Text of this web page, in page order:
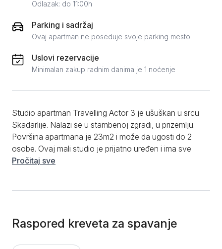
Odlazak: do 11:00h
Parking i sadržaj
Ovaj apartman ne poseduje svoje parking mesto
Uslovi rezervacije
Minimalan zakup radnim danima je 1 noćenje
Studio apartman Travelling Actor 3 je ušuškan u srcu
Skadarlije. Nalazi se u stambenoj zgradi, u prizemlju.
Površina apartmana je 23m2 i može da ugosti do 2
osobe. Ovaj mali studio je prijatno uređen i ima sve
neophodne stvari za ugodan odmor. Sastoji se od
kabinom. Apartman ne poseduje kuhinju, ali ima
frižider i ketler. Adaptiran je i za kraće i duže boravke.
Prednost ovog apartmana je dobra lokacija, jer se
Pročitaj sve
Raspored kreveta za spavanje